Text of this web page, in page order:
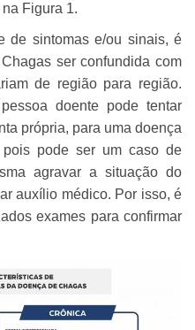
Figura 1.
de sintomas e/ou sinais, é
ser confundida com
de região para região.
doente pode tentar
própria, para uma doença
pode ser um caso de
agravar a situação do
auxílio médico. Por isso, é
exames para confirmar